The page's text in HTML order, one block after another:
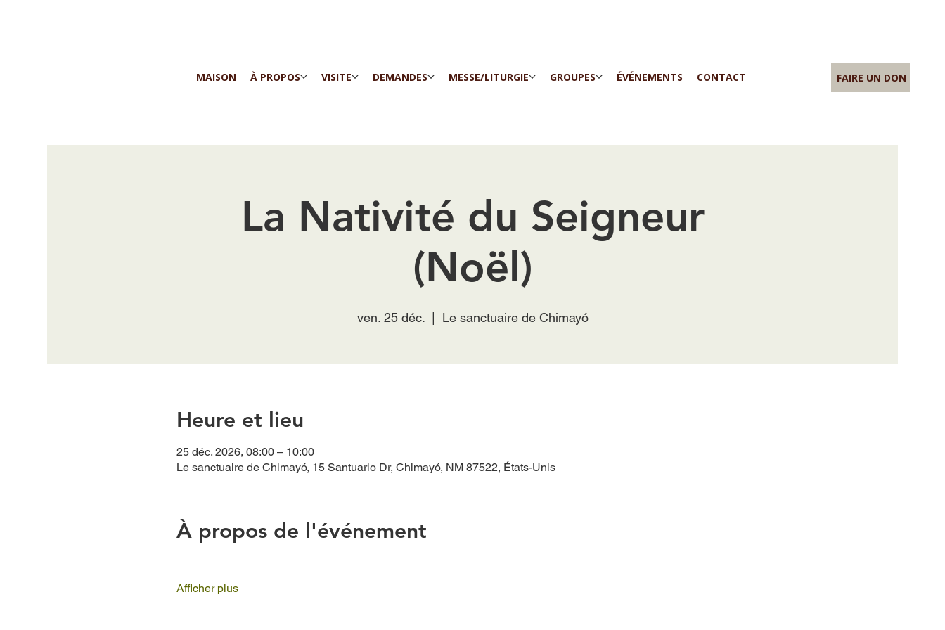
MAISON À PROPOS VISITE DEMANDES MESSE/LITURGIE GROUPES ÉVÉNEMENTS CONTACT FAIRE UN DON
La Nativité du Seigneur
(Noël)
ven. 25 déc.
  |
Le sanctuaire de Chimayó
Heure et lieu
25 déc. 2026, 08:00 – 10:00
Le sanctuaire de Chimayó, 15 Santuario Dr, Chimayó, NM 87522, États-Unis
À propos de l'événement
Afficher plus